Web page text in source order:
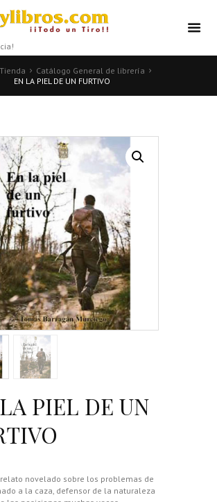
Tienda
Catálogo General de librería
EN LA PIEL DE UN FURTIVO
PIEL DE UN
relato novelado sobre los problemas de
a la caza, defensor de la naturaleza